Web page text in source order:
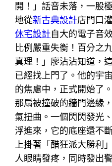
開！」話音未落，一股
地從新古典設計店門口
休宅設計自大的電子音
比例嚴重失衡！百分之
真理！」廖沾沾知道，
已經找上門了。他的宇
的焦慮中，正式開始了
那扇被撞破的牆門邊緣
氣扭曲。一個閃閃發光
浮進來，它的底座還不
上掛著「醋狂派大勝利
人眼睛發疼，同時發出